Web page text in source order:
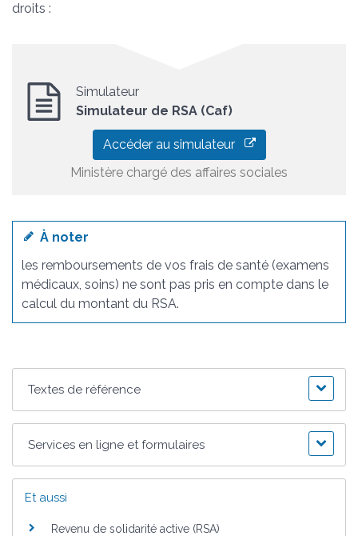
droits :
Simulateur
Simulateur de RSA (Caf)
Accéder au simulateur
Ministère chargé des affaires sociales
À noter
les remboursements de vos frais de santé (examens
médicaux, soins) ne sont pas pris en compte dans le
calcul du montant du RSA.
Textes de référence
Services en ligne et formulaires
Et aussi
Revenu de solidarité active (RSA)